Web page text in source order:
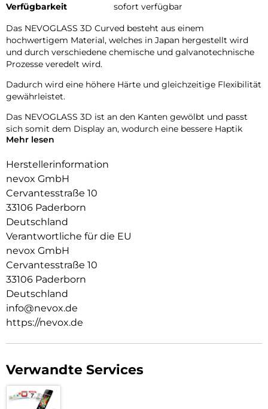
Verfügbarkeit
sofort verfügbar
Das NEVOGLASS 3D Curved besteht aus einem
hochwertigem Material, welches in Japan hergestellt wird
und durch verschiedene chemische und galvanotechnische
Prozesse veredelt wird.
Dadurch wird eine höhere Härte und gleichzeitige Flexibilität
gewährleistet.
Das NEVOGLASS 3D ist an den Kanten gewölbt und passt
sich somit dem Display an, wodurch eine bessere Haptik
erzielt.
Durch die Umformungen wird das komplette Display
zuverlässig geschützt.
9H Härtegrad
Resistent gegen Kratzer
Fettabweisende Beschichtung
ULTRA-dünnes gehärtetes Glas aus Japan
Keine Beeinträchtigung der Touch Bedienung
Glasdicke – 0.33mm
Eckenradius – 2.5D
Mehr lesen
Herstellerinformation
nevox GmbH
Cervantesstraße 10
33106 Paderborn
Deutschland
Verantwortliche für die EU
nevox GmbH
Cervantesstraße 10
33106 Paderborn
Deutschland
info@nevox.de
https://nevox.de
Verwandte Services